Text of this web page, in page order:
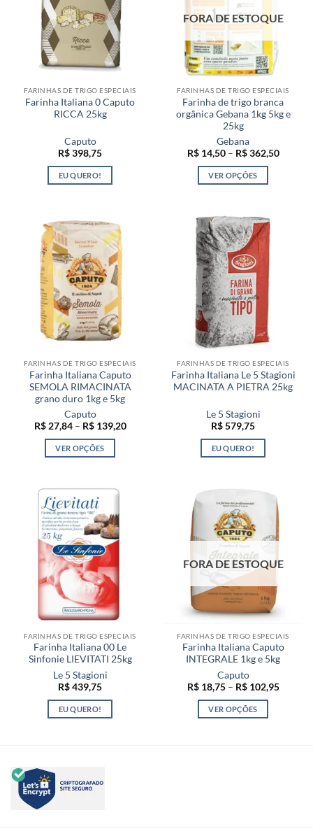
opções
podem
ser
escolhidas
na
do
produto
FARINHAS DE TRIGO ESPECIAIS
Farinha Italiana 0 Caputo
RICCA 25kg
Caputo
R$398,75
EU QUERO!
FORA DE ESTOQUE
FARINHAS DE TRIGO ESPECIAIS
Farinha de trigo branca
orgânica Gebana 1kg 5kg e
25kg
Gebana
R$14,50 – R$362,50Faixa
VER OPÇÕES
tem
várias
variantes.
As
opções
podem
ser
escolhidas
na
do
produto
FARINHAS DE TRIGO ESPECIAIS
Farinha Italiana Caputo
SEMOLA RIMACINATA
grano duro 1kg e 5kg
Caputo
R$27,84 – R$139,20Faixa
VER OPÇÕES
várias
variantes.
As
opções
podem
ser
escolhidas
na
do
produto
FARINHAS DE TRIGO ESPECIAIS
Farinha Italiana Le 5 Stagioni
MACINATA A PIETRA 25kg
Le 5 Stagioni
R$579,75
EU QUERO!
FARINHAS DE TRIGO ESPECIAIS
Farinha Italiana 00 Le
Sinfonie LIEVITATI 25kg
Le 5 Stagioni
R$439,75
EU QUERO!
FORA DE ESTOQUE
FARINHAS DE TRIGO ESPECIAIS
Farinha Italiana Caputo
INTEGRALE 1kg e 5kg
Caputo
R$18,75 – R$102,95Faixa
VER OPÇÕES